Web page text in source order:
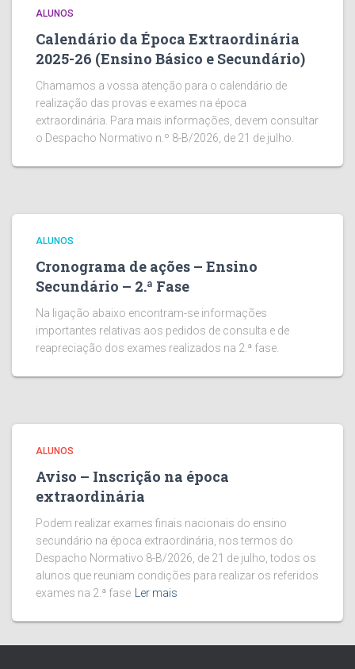
ALUNOS
Calendário da Época Extraordinária
2025-26 (Ensino Básico e Secundário)
Chamamos a vossa atenção para o calendário de
realização das provas e exames na época
extraordinária. Para mais informações, devem consultar
o Despacho Normativo n.º 8-B/2026, de 21 de julho.
ALUNOS
Cronograma de ações – Ensino
Secundário – 2.ª Fase
Na ligação abaixo encontram-se informações
importantes relativas aos pedidos de consulta e de
reapreciação dos exames realizados na 2.ª fase.
ALUNOS
Aviso – Inscrição na época
extraordinária
Podem realizar exames finais nacionais do ensino
secundário na época extraordinária, nos termos do
Despacho Normativo 8-B/2026, de 21 de julho, todos os
alunos que reuniam condições para realizar os referidos
exames na 2.ª fase
Ler mais